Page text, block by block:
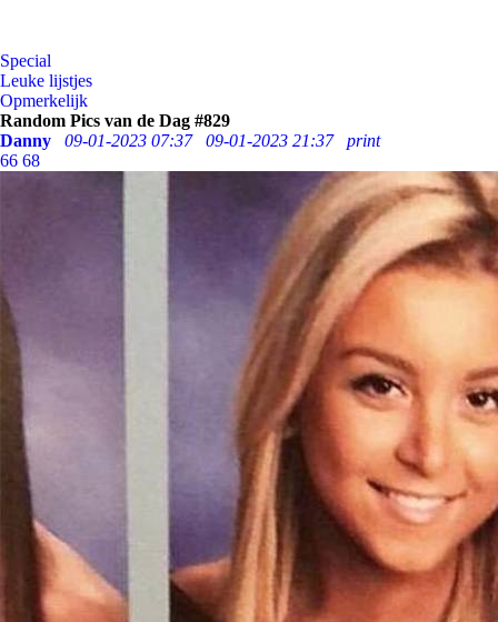
Special
Leuke lijstjes
Opmerkelijk
Random Pics van de Dag #829
Danny
09-01-2023 07:37 09-01-2023 21:37
print
66 68